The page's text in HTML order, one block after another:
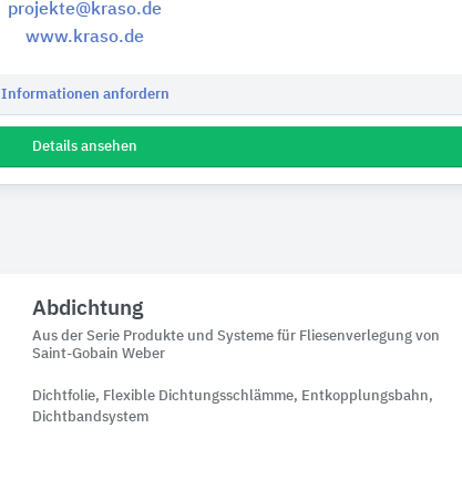
projekte@kraso.de
www.kraso.de
Informationen anfordern
Details ansehen
Abdichtung
Aus der Serie Produkte und Systeme für Fliesenverlegung von
Saint-Gobain Weber
Dichtfolie, Flexible Dichtungsschlämme, Entkopplungsbahn,
Dichtbandsystem